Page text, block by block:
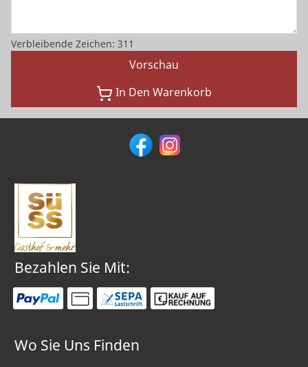
Verbleibende Zeichen: 311
Vorschau
In Den Warenkorb
Bezahlen Sie Mit:
Wo Sie Uns Finden